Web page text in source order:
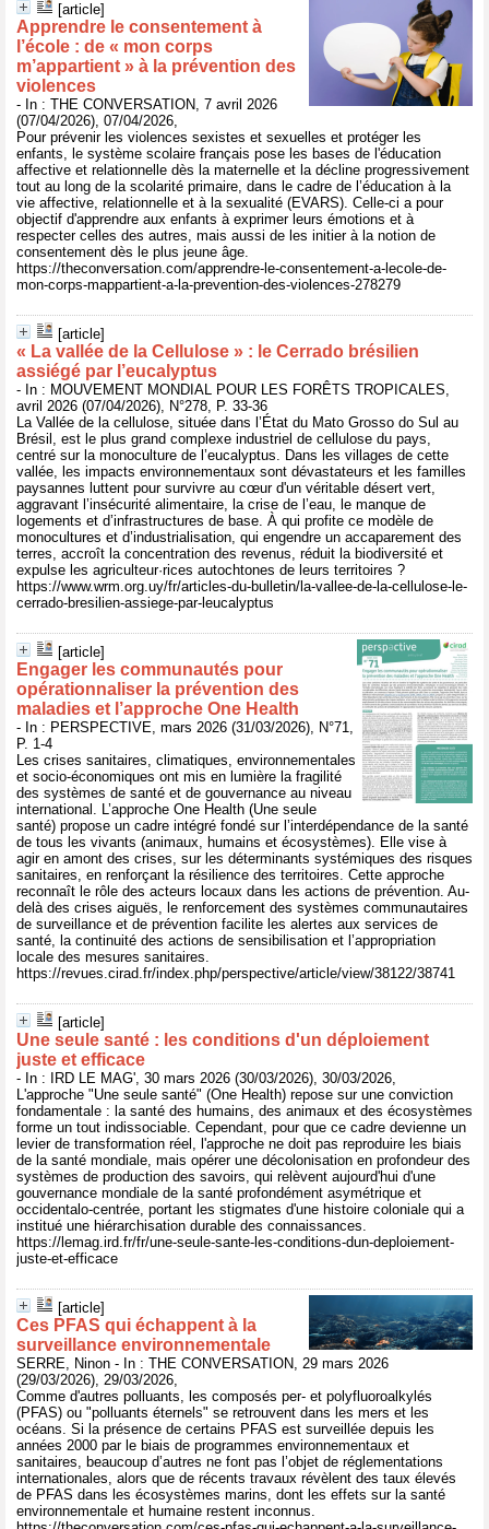
[article]
Apprendre le consentement à
l’école : de « mon corps
m’appartient » à la prévention des
violences
- In : THE CONVERSATION, 7 avril 2026
(07/04/2026), 07/04/2026,
Pour prévenir les violences sexistes et sexuelles et protéger les
enfants, le système scolaire français pose les bases de l'éducation
affective et relationnelle dès la maternelle et la décline progressivement
tout au long de la scolarité primaire, dans le cadre de l’éducation à la
vie affective, relationnelle et à la sexualité (EVARS). Celle-ci a pour
objectif d'apprendre aux enfants à exprimer leurs émotions et à
respecter celles des autres, mais aussi de les initier à la notion de
consentement dès le plus jeune âge.
https://theconversation.com/apprendre-le-consentement-a-lecole-de-
mon-corps-mappartient-a-la-prevention-des-violences-278279
[article]
« La vallée de la Cellulose » : le Cerrado brésilien
assiégé par l’eucalyptus
- In : MOUVEMENT MONDIAL POUR LES FORÊTS TROPICALES,
avril 2026 (07/04/2026), N°278, P. 33-36
La Vallée de la cellulose, située dans l’État du Mato Grosso do Sul au
Brésil, est le plus grand complexe industriel de cellulose du pays,
centré sur la monoculture de l’eucalyptus. Dans les villages de cette
vallée, les impacts environnementaux sont dévastateurs et les familles
paysannes luttent pour survivre au cœur d'un véritable désert vert,
aggravant l’insécurité alimentaire, la crise de l’eau, le manque de
logements et d’infrastructures de base. À qui profite ce modèle de
monocultures et d’industrialisation, qui engendre un accaparement des
terres, accroît la concentration des revenus, réduit la biodiversité et
expulse les agriculteur·rices autochtones de leurs territoires ?
https://www.wrm.org.uy/fr/articles-du-bulletin/la-vallee-de-la-cellulose-le-
cerrado-bresilien-assiege-par-leucalyptus
[article]
Engager les communautés pour
opérationnaliser la prévention des
maladies et l’approche One Health
- In : PERSPECTIVE, mars 2026 (31/03/2026), N°71,
P. 1-4
Les crises sanitaires, climatiques, environnementales
et socio-économiques ont mis en lumière la fragilité
des systèmes de santé et de gouvernance au niveau
international. L’approche One Health (Une seule
santé) propose un cadre intégré fondé sur l’interdépendance de la santé
de tous les vivants (animaux, humains et écosystèmes). Elle vise à
agir en amont des crises, sur les déterminants systémiques des risques
sanitaires, en renforçant la résilience des territoires. Cette approche
reconnaît le rôle des acteurs locaux dans les actions de prévention. Au-
delà des crises aiguës, le renforcement des systèmes communautaires
de surveillance et de prévention facilite les alertes aux services de
santé, la continuité des actions de sensibilisation et l’appropriation
locale des mesures sanitaires.
https://revues.cirad.fr/index.php/perspective/article/view/38122/38741
[article]
Une seule santé : les conditions d'un déploiement
juste et efficace
- In : IRD LE MAG', 30 mars 2026 (30/03/2026), 30/03/2026,
L'approche "Une seule santé" (One Health) repose sur une conviction
fondamentale : la santé des humains, des animaux et des écosystèmes
forme un tout indissociable. Cependant, pour que ce cadre devienne un
levier de transformation réel, l'approche ne doit pas reproduire les biais
de la santé mondiale, mais opérer une décolonisation en profondeur des
systèmes de production des savoirs, qui relèvent aujourd'hui d'une
gouvernance mondiale de la santé profondément asymétrique et
occidentalo-centrée, portant les stigmates d'une histoire coloniale qui a
institué une hiérarchisation durable des connaissances.
https://lemag.ird.fr/fr/une-seule-sante-les-conditions-dun-deploiement-
juste-et-efficace
[article]
Ces PFAS qui échappent à la
surveillance environnementale
SERRE, Ninon - In : THE CONVERSATION, 29 mars 2026
(29/03/2026), 29/03/2026,
Comme d'autres polluants, les composés per- et polyfluoroalkylés
(PFAS) ou "polluants éternels" se retrouvent dans les mers et les
océans. Si la présence de certains PFAS est surveillée depuis les
années 2000 par le biais de programmes environnementaux et
sanitaires, beaucoup d’autres ne font pas l’objet de réglementations
internationales, alors que de récents travaux révèlent des taux élevés
de PFAS dans les écosystèmes marins, dont les effets sur la santé
environnementale et humaine restent inconnus.